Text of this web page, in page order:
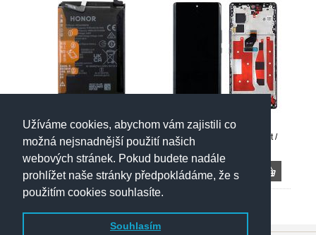
Užíváme cookies, abychom vám zajistili co
možná nejsnadnější použití našich
webových stránek. Pokud budete nadále
prohlížet naše stránky předpokládáme, že s
použitím cookies souhlasíte.
Souhlasím
HB506390EFW 4800 mAh
(Service Pack) - 0235ACMV
hlavní sklad - poslední
kusy
420,- Kč
(17,40 EUR)
Honor 70 originální LCD
displej + dotyk + přední kryt /
rám Black / černý (Bulk) -
0235ACMF
nedostupné
(74,- EUR)